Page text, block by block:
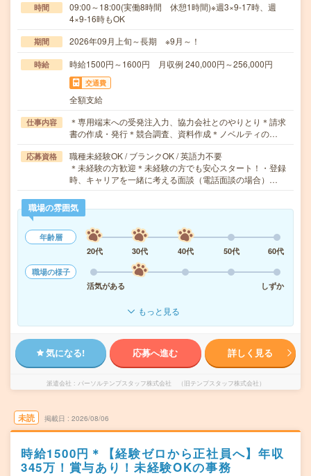
時間
09:00～18:00(実働8時間 休憩1時間)※週3×9-17時、週
4×9-16時もOK
期間 2026年09月上旬～長期 ※9月～！
時給 時給1500円～1600円 月収例 240,000円～256,000円
交通費
全額支給
仕事内容
＊専用端末への受発注入力、協力会社とのやりとり＊請求
書の作成・発行＊競合調査、資料作成＊ノベルティの…
応募資格
職種未経験OK / ブランクOK / 英語力不要
＊未経験の方歓迎＊未経験の方でも安心スタート！・登録
時、キャリアを一緒に考える面談（電話面談の場合）…
職場の雰囲気
年齢層
20代
30代 40代 50代
60代
職場の様子
活気がある
しずか
もっと見る
気になる! 応募へ進む 詳しく見る
派遣会社 パーソルテンプスタッフ株式会社 （旧テンプスタッフ株式会社）
未読 掲載日 2026/08/06
時給1500円＊【経験ゼロから正社員へ】年収
345万！賞与あり！未経験OKの事務